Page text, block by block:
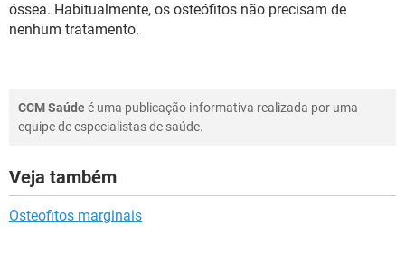
óssea. Habitualmente, os osteófitos não precisam de
nenhum tratamento.
CCM Saúdeé uma publicação informativa realizada por uma
equipe de especialistas de saúde.
Veja também
Osteofitos marginais